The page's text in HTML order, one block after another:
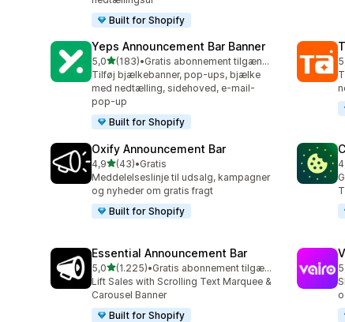
Built for Shopify
Yeps Announcement Bar Banner
5,0ud af 5 stjerner
(183)
183 anmeldelser i alt
•
Gratis abonnement tilgængeligt
Tilføj bjælkebanner, pop-ups, bjælke
med nedtælling, sidehoved, e-mail-
pop-up
Built for Shopify
Oxify Announcement Bar
4,9ud af 5 stjerner
(43)
43 anmeldelser i alt
•Gratis
Meddelelseslinje til udsalg, kampagner
og nyheder om gratis fragt
Built for Shopify
Essential Announcement Bar
5,0ud af 5 stjerner
(1.225)
1225 anmeldelser i alt
•
Gratis abonnement tilgængeligt
Lift Sales with Scrolling Text Marquee &
Carousel Banner
Built for Shopify